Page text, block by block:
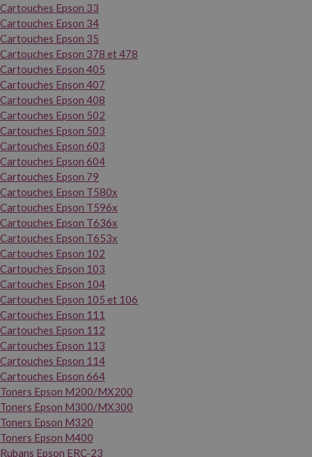
Cartouches Epson 33
Cartouches Epson 34
Cartouches Epson 35
Cartouches Epson 378 et 478
Cartouches Epson 405
Cartouches Epson 407
Cartouches Epson 408
Cartouches Epson 502
Cartouches Epson 503
Cartouches Epson 603
Cartouches Epson 604
Cartouches Epson 79
Cartouches Epson T580x
Cartouches Epson T596x
Cartouches Epson T636x
Cartouches Epson T653x
Cartouches Epson 102
Cartouches Epson 103
Cartouches Epson 104
Cartouches Epson 105 et 106
Cartouches Epson 111
Cartouches Epson 112
Cartouches Epson 113
Cartouches Epson 114
Cartouches Epson 664
Toners Epson M200/MX200
Toners Epson M300/MX300
Toners Epson M320
Toners Epson M400
Rubans Epson ERC-23